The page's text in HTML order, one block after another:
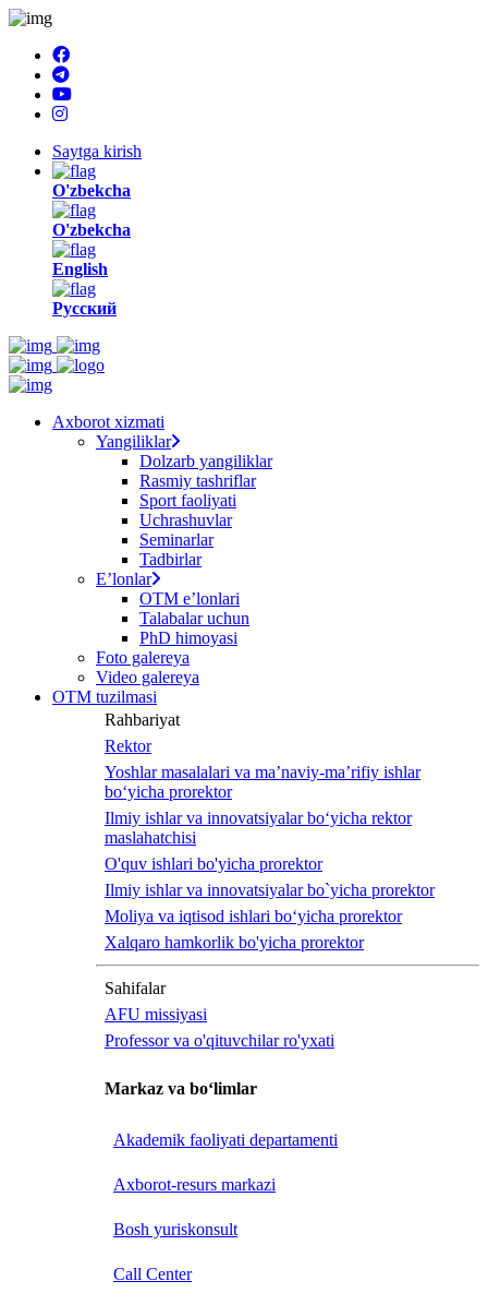
Saytga kirish
O'zbekcha
O'zbekcha
English
Русский
Axborot xizmati
Yangiliklar
Dolzarb yangiliklar
Rasmiy tashriflar
Sport faoliyati
Uchrashuvlar
Seminarlar
Tadbirlar
Eʼlonlar
OTM eʼlonlari
Talabalar uchun
PhD himoyasi
Foto galereya
Video galereya
OTM tuzilmasi
Rahbariyat
Rektor
Yoshlar masalalari va ma’naviy-ma’rifiy ishlar
bo‘yicha prorektor
Ilmiy ishlar va innovatsiyalar bo‘yicha rektor
maslahatchisi
O'quv ishlari bo'yicha prorektor
Ilmiy ishlar va innovatsiyalar bo`yicha prorektor
Moliya va iqtisod ishlari bo‘yicha prorektor
Xalqaro hamkorlik bo'yicha prorektor
Sahifalar
AFU missiyasi
Professor va o'qituvchilar ro'yxati
Markaz va bo‘limlar
Akademik faoliyati departamenti
Axborot-resurs markazi
Bosh yuriskonsult
Call Center